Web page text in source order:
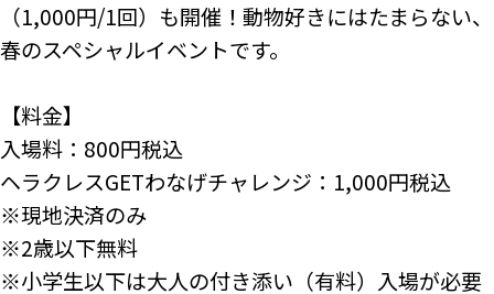
（1,000円/1回）も開催！動物好きにはたまらない、
春のスペシャルイベントです。
【料金】
入場料：800円税込
ヘラクレスGETわなげチャレンジ：1,000円税込
※現地決済のみ
※2歳以下無料
※小学生以下は大人の付き添い（有料）入場が必要